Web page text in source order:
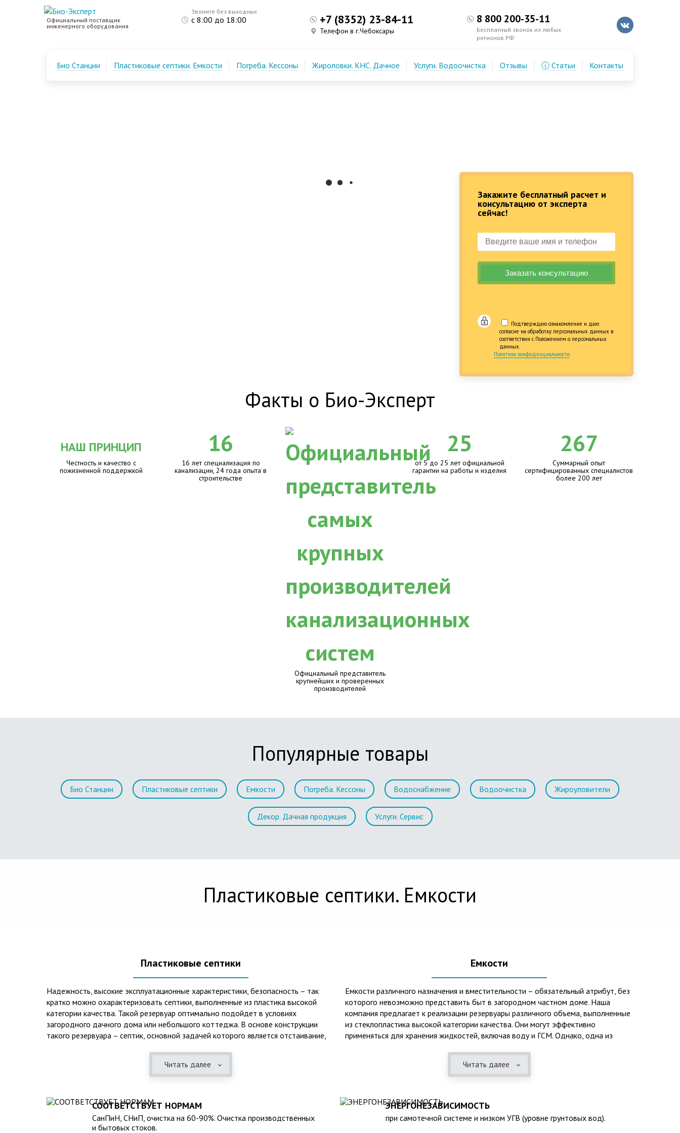
Закажите бесплатный расчет и
консультацию от эксперта
сейчас!
Подтверждаю ознакомление и даю
согласие на обработку персональных данных в
соответствии с Положением о персональных
данных.
Политика конфиденциальности
Официальный поставщик
инженерного оборудования
Звоните без выходных
с 8:00 до 18:00 +7 (8352) 23-84-11
Телефон в г.Чебоксары
8 800 200-35-11
Бесплатный звонок из любых
регионов РФ
Био Станции Пластиковые септики. Емкости Погреба. Кессоны Жироловки. КНС. Дачное Услуги. Водоочистка Отзывы ⓘ Статьи Контакты
Факты о Био-Эксперт
НАШ ПРИНЦИП
Честность и качество с
пожизненной поддержкой
16
16 лет специализация по
канализации, 24 года опыта в
строительстве
Официальный представитель
крупнейших и проверенных
производителей
25
от 5 до 25 лет официальной
гарантии на работы и изделия
267
Суммарный опыт
сертифицированных специалистов
более 200 лет
Популярные товары
Био Станции Пластиковые септики Емкости Погреба. Кессоны Водоснабжение Водоочистка Жироуловители
Декор. Дачная продукция Услуги. Сервис
Пластиковые септики. Емкости
Пластиковые септики
Надежность, высокие эксплуатационные характеристики, безопасность – так
кратко можно охарактеризовать септики, выполненные из пластика высокой
категории качества. Такой резервуар оптимально подойдет в условиях
загородного дачного дома или небольшого коттеджа. В основе конструкции
такого резервуара – септик, основной задачей которого является отстаивание,
Главная причина популярности пластиковых и стеклопластиковых септиков –
отсутствие коррозийного налета. К основным достоинствам данного изделия
безупречное качество изготовления;
стойкость к высокому давлению грунта (даже в ненаполненном состоянии);
возможность эксплуатации при пониженных температурах в зимнее время года;
Читать далее
Емкости
Емкости различного назначения и вместительности – обязательный атрибут, без
которого невозможно представить быт в загородном частном доме. Наша
компания предлагает к реализации резервуары различного объема, выполненные
из стеклопластика высокой категории качества. Они могут эффективно
применяться для хранения жидкостей, включая воду и ГСМ. Однако, одна из
Среди главных и неоспоримых преимуществ таких изделий следует отметить:
стойкость к образованию коррозийных отложений и неблагоприятным
климатическим факторам внешней среды;
лояльность к температурным колебаниям;
Читать далее
СООТВЕТСТВУЕТ НОРМАМ
СанПиН, СНиП, очистка на 60-90%. Очистка производственных
и бытовых стоков.
ЭНЕРГОНЕЗАВИСИМОСТЬ
при самотечной системе и низком УГВ (уровне грунтовых вод).